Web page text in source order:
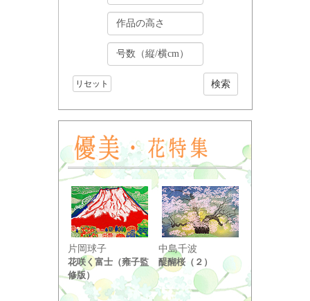
リセット
片岡球子
花咲く富士（雍子監
修版）
中島千波
醍醐桜（２）
り ...